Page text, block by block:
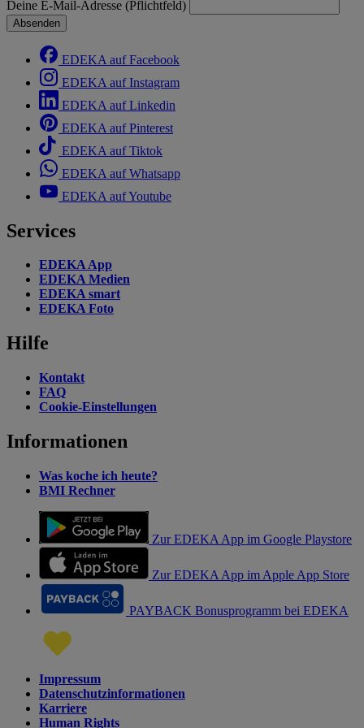
Deine E-Mail-Adresse (Pflichtfeld)
Absenden
EDEKA auf Facebook
EDEKA auf Instagram
EDEKA auf Linkedin
EDEKA auf Pinterest
EDEKA auf Tiktok
EDEKA auf Whatsapp
EDEKA auf Youtube
Services
EDEKA App
EDEKA Medien
EDEKA smart
EDEKA Foto
Hilfe
Kontakt
FAQ
Cookie-Einstellungen
Informationen
Was koche ich heute?
BMI Rechner
Zur EDEKA App im Google Playstore
Zur EDEKA App im Apple App Store
PAYBACK Bonusprogramm bei EDEKA
Impressum
Datenschutzinformationen
Karriere
Human Rights